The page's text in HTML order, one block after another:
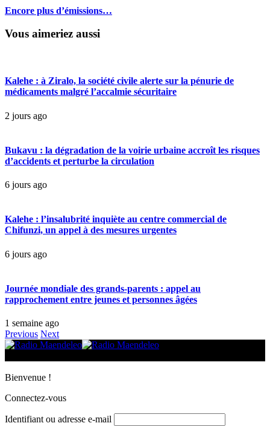
Encore plus d’émissions…
Vous aimeriez aussi
Kalehe : à Ziralo, la société civile alerte sur la pénurie de
médicaments malgré l’accalmie sécuritaire
2 jours ago
Bukavu : la dégradation de la voirie urbaine accroît les risques
d’accidents et perturbe la circulation
6 jours ago
Kalehe : l’insalubrité inquiète au centre commercial de
Chifunzi, un appel à des mesures urgentes
6 jours ago
Journée mondiale des grands-parents : appel au
rapprochement entre jeunes et personnes âgées
1 semaine ago
Previous Next
Bienvenue !
Connectez-vous
Identifiant ou adresse e-mail